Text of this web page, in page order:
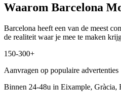
Waarom Barcelona
Barcelona heeft een van de meest
de realiteit waar je mee te maken
150-300+
Aanvragen op populaire advertenties
Binnen 24-48u in Eixample, Gràcia,